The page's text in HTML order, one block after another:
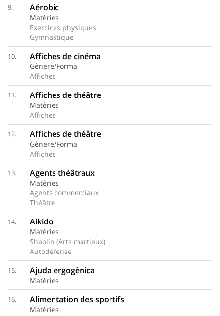
9. Aérobic
Matèries
Exercices physiques
Gymnastique
10. Affiches de cinéma
Gènere/Forma
Affiches
11. Affiches de théâtre
Matèries
Affiches
12. Affiches de théâtre
Gènere/Forma
Affiches
13. Agents théâtraux
Matèries
Agents commerciaux
Théâtre
14. Aikido
Matèries
Shaolin (Arts martiaux)
Autodéfense
15. Ajuda ergogènica
Matèries
16. Alimentation des sportifs
Matèries